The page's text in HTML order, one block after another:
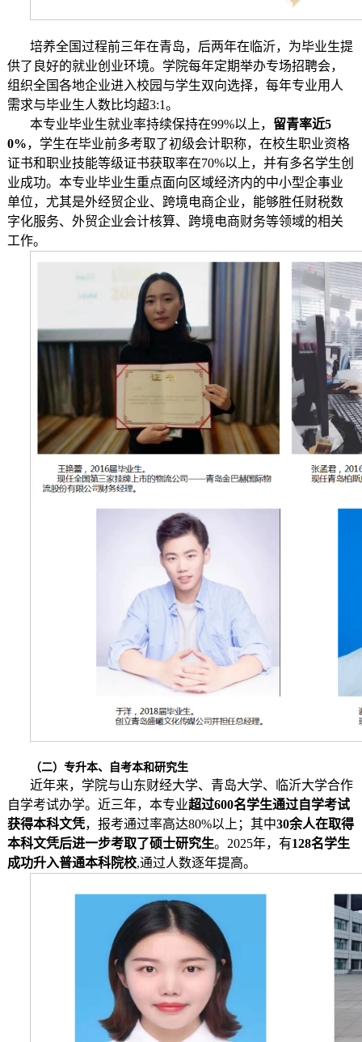
培养全国过程前三年在青岛，后两年在临沂，为毕业生提
供了良好的就业创业环境。学院每年定期举办专场招聘会，
组织全国各地企业进入校园与学生双向选择，每年专业用人
需求与毕业生人数比均超3:1。
本专业毕业生就业率持续保持在99%以上， 留青率近5
0%，学生在毕业前多考取了初级会计职称，在校生职业资格
证书和职业技能等级证书获取率在70%以上，并有多名学生创
业成功。本专业毕业生重点面向区域经济内的中小型企事业
单位，尤其是外经贸企业、跨境电商企业，能够胜任财税数
字化服务、外贸企业会计核算、跨境电商财务等领域的相关
工作。
（二）专升本、自考本和研究生
近年来，学院与山东财经大学、青岛大学、临沂大学合作
自学考试办学。近三年，本专业超过600名学生通过自学考试
获得本科文凭，报考通过率高达80%以上；其中30余人在取得
本科文凭后进一步考取了硕士研究生。2025年，有128名学生
成功升入普通本科院校,通过人数逐年提高。